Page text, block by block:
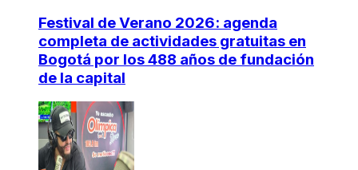
Festival de Verano 2026: agenda
completa de actividades gratuitas en
Bogotá por los 488 años de fundación
de la capital